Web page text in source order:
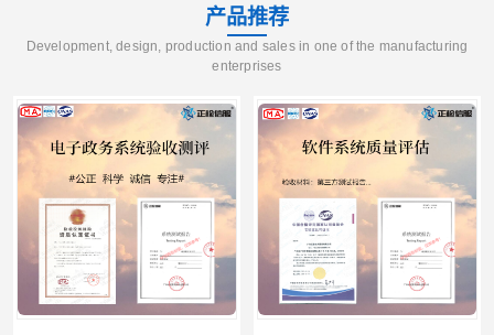
产品推荐
Development, design, production and sales in one of the manufacturing
enterprises